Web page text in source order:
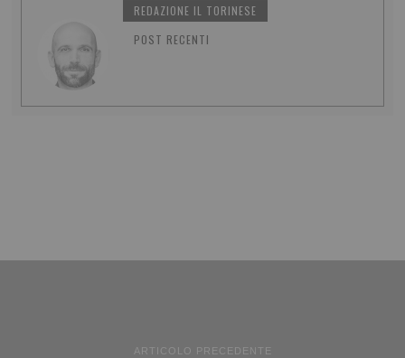
REDAZIONE IL TORINESE
POST RECENTI
ARTICOLO PRECEDENTE